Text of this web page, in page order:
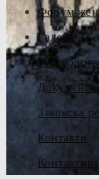
Форум
Галерија
Документа
Законска
Контакти